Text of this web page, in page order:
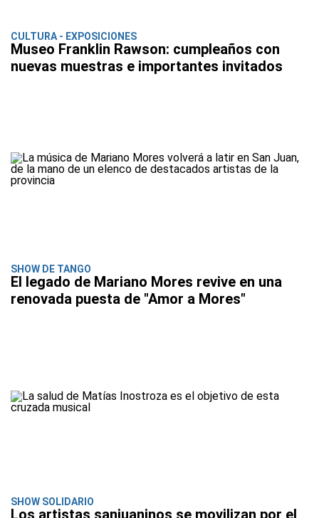
CULTURA - EXPOSICIONES
Museo Franklin Rawson: cumpleaños con
nuevas muestras e importantes invitados
SHOW DE TANGO
El legado de Mariano Mores revive en una
renovada puesta de "Amor a Mores"
SHOW SOLIDARIO